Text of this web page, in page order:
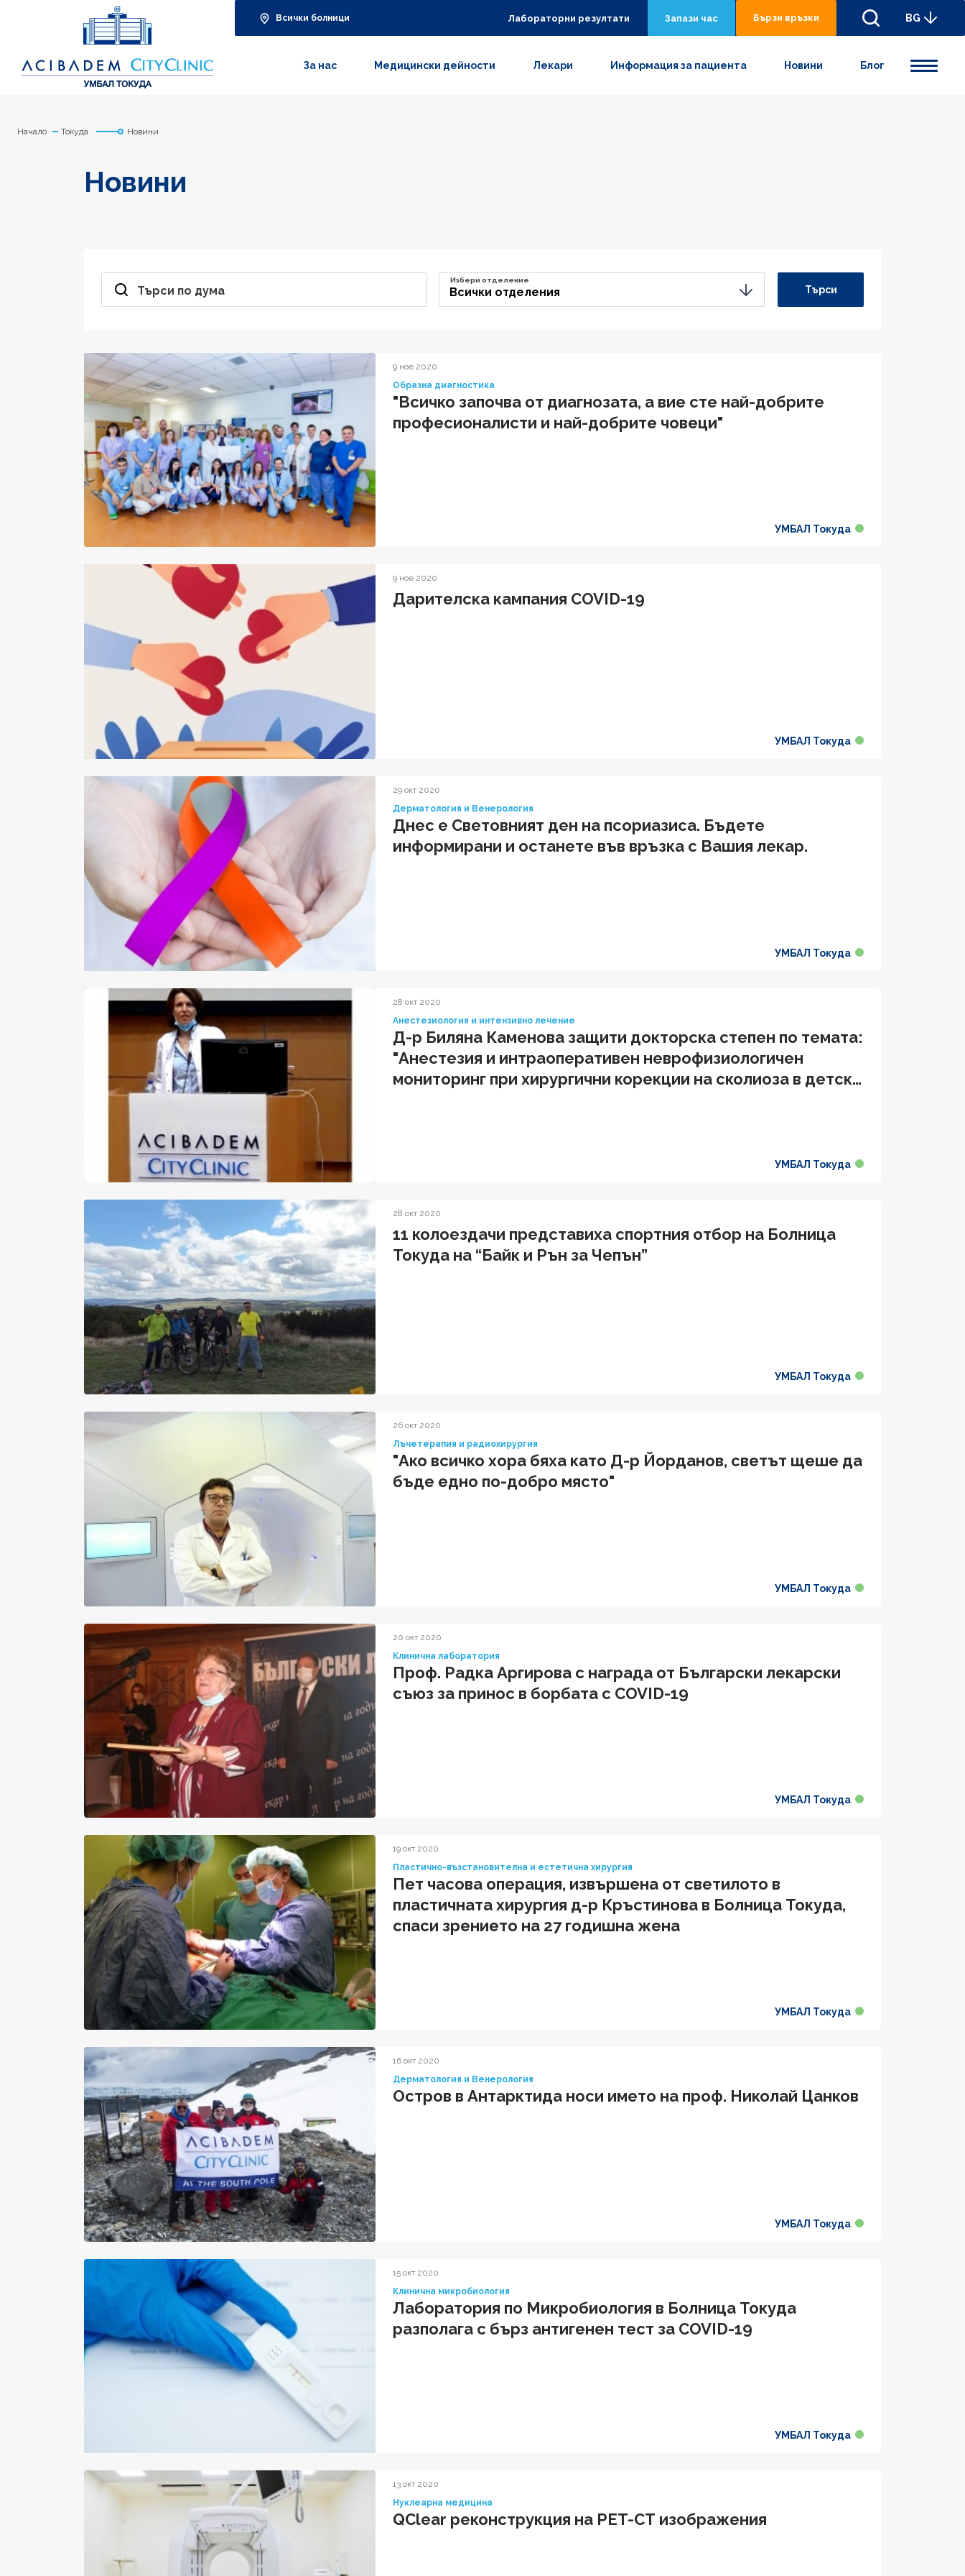
Всички болници Лабораторни резултати Запази час Бързи връзки BG
За нас Медицински дейности Лекари Информация за пациента Новини Блог
Начало Токуда Новини
Новини
Търси по дума Всички отделения
Избери отделение
Търси
9 ное 2020
Образна диагностика
"Всичко започва от диагнозата, а вие сте най-добрите
професионалисти и най-добрите човеци"
УМБАЛ Токуда
9 ное 2020
Дарителска кампания COVID-19
УМБАЛ Токуда
29 окт 2020
Дерматология и Венерология
Днес е Световният ден на псориазиса. Бъдете
информирани и останете във връзка с Вашия лекар.
УМБАЛ Токуда
28 окт 2020
Анестезиология и интензивно лечение
Д-р Биляна Каменова защити докторска степен по темата:
"Анестезия и интраоперативен неврофизиологичен
мониторинг при хирургични корекции на сколиоза в детска
УМБАЛ Токуда
28 окт 2020
11 колоездачи представиха спортния отбор на Болница
Токуда на “Байк и Рън за Чепън”
УМБАЛ Токуда
26 окт 2020
Лъчетерапия и радиохирургия
"Ако всичко хора бяха като Д-р Йорданов, светът щеше да
бъде едно по-добро място"
УМБАЛ Токуда
20 окт 2020
Клинична лаборатория
Проф. Радка Аргирова с награда от Български лекарски
съюз за принос в борбата с COVID-19
УМБАЛ Токуда
19 окт 2020
Пластично-възстановителна и естетична хирургия
Пет часова операция, извършена от светилото в
пластичната хирургия д-р Кръстинова в Болница Токуда,
спаси зрението на 27 годишна жена
УМБАЛ Токуда
16 окт 2020
Дерматология и Венерология
Остров в Антарктида носи името на проф. Николай Цанков
УМБАЛ Токуда
15 окт 2020
Клинична микробиология
Лаборатория по Микробиология в Болница Токуда
разполага с бърз антигенен тест за COVID-19
УМБАЛ Токуда
13 окт 2020
Нуклеарна медицина
QClear реконструкция на PET-CT изображения